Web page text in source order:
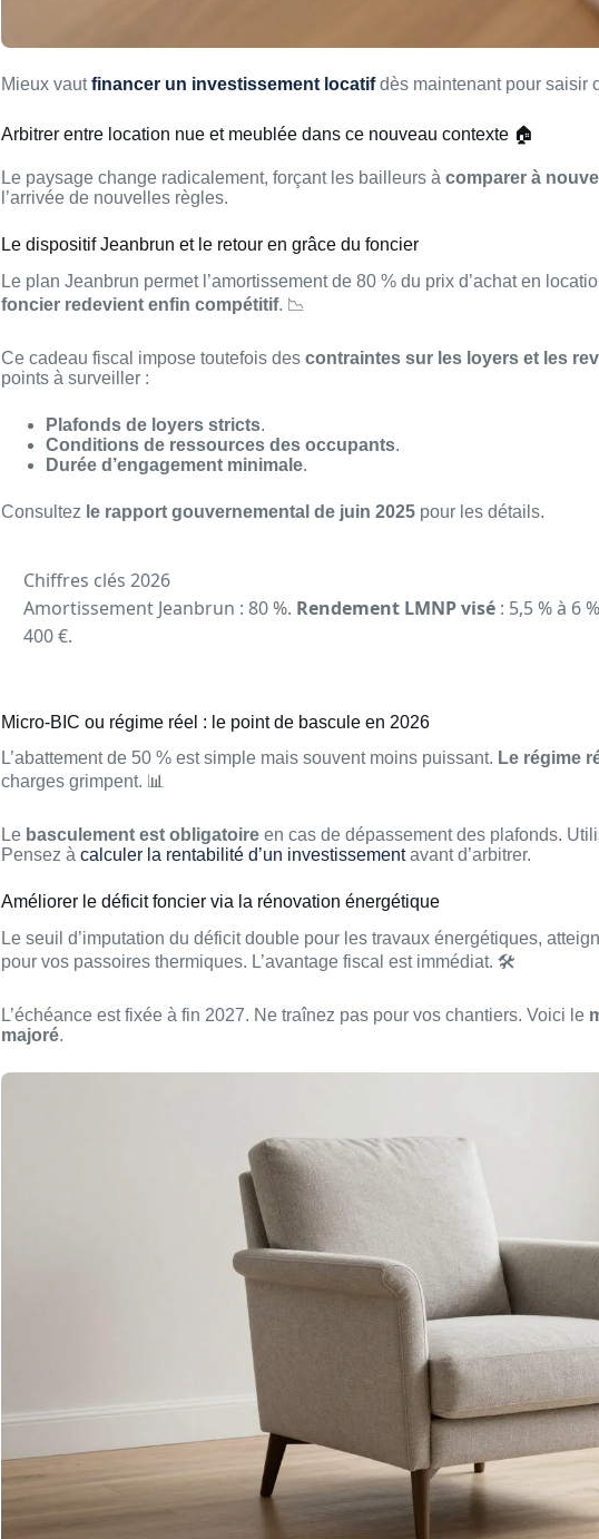
Mieux vautfinancer un investissement locatifdès maintenant pour saisir
Arbitrer entre location nue et meublée dans ce nouveau contexte 🏠
Le paysage change radicalement, forçant les bailleurs à comparer à
l’arrivée de nouvelles règles.
Le dispositif Jeanbrun et le retour en grâce du foncier
Le plan Jeanbrun permet l’amortissement de 80 % du prix d’achat en
foncier redevient enfin compétitif. 📉
Ce cadeau fiscal impose toutefois des contraintes sur les loyers et les
points à surveiller :
Plafonds de loyers stricts.
Conditions de ressources des occupants.
Durée d’engagement minimale.
Consultez le rapport gouvernemental de juin 2025 pour les détails.
Chiffres clés 2026
Amortissement Jeanbrun : 80 %. Rendement LMNP visé : 5,5 % à 6
400 €.
Micro-BIC ou régime réel : le point de bascule en 2026
L’abattement de 50 % est simple mais souvent moins puissant. Le régime
charges grimpent. 📊
Le basculement est obligatoire en cas de dépassement des plafonds.
Pensez à calculer la rentabilité d’un investissementavant d’arbitrer.
Améliorer le déficit foncier via la rénovation énergétique
Le seuil d’imputation du déficit double pour les travaux énergétiques,
pour vos passoires thermiques. L’avantage fiscal est immédiat. 🛠️
L’échéance est fixée à fin 2027. Ne traînez pas pour vos chantiers. Voici le
majoré.